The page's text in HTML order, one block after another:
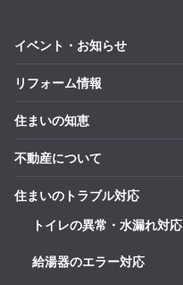
イベント・お知らせ
リフォーム情報
住まいの知恵
不動産について
住まいのトラブル対応
トイレの異常・水漏れ対応
給湯器のエラー対応